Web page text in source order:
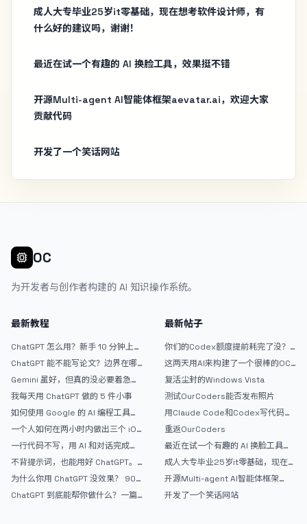
成人大专毕业25岁it零基础，现在想考软件设计师，有
什么好的建议吗，谢谢！
最近在试一个有趣的 AI 换脸工具，效果挺不错
开源Multi-agent AI智能体框架aevatar.ai，欢迎大家
贡献代码
开发了一个笑话网站
OC
为开发者与创作者构建的 AI 知识操作系统。
最新教程
ChatGPT 怎么用？新手 10 分钟上手
ChatGPT 能不能写论文？边界在哪
Gemini 虽好，但真的没必要着急放
弃 ChatGPT
我每天用 ChatGPT 做的 5 件小事
如何使用 Google 的 AI 编程工具
AntiGravity：独立开发者的新时代
武器
一个人如何在两小时内做出三个 iOS
APP？｜AntiGravity + Gemini 3 实
战完整记录
一行代码不写，用 AI 和对话完成一
个完整网站：《图书天堂》实战记录
不背提示词，也能用好 ChatGPT。
一个万能提问模板
为什么你用 ChatGPT 没效果？ 90%
的人第一步就问错了
ChatGPT 到底能帮你做什么？一篇
最新帖子
你们的Codex额度提前耗完了没？
戒断反应如何？
这两天用AI来构建了一个很棒的OC
论坛精华区
复活尘封的Windows Vista
测试OurCoders能否发布照片
用Claude Code和Codex写代码真
的爽，但是App怎么挣钱还是很难啊
重返OurCoders
最近在试一个有趣的 AI 换脸工具，
效果挺不错
成人大专毕业25岁it零基础，现在想
考软件设计师，有什么好的建议吗，
谢谢！
开源Multi-agent AI智能体框架
aevatar.ai，欢迎大家贡献代码
开发了一个笑话网站